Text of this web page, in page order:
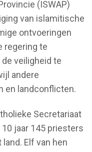
(ISWAP)
van islamitische
ontvoeringen
regering te
veiligheid te
andere
en landconflicten.
Secretariaat
jaar 145 priesters
Elf van hen